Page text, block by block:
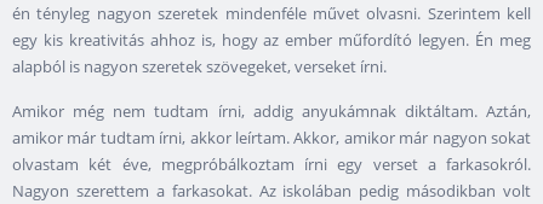
én tényleg nagyon szeretek mindenféle művet olvasni. Szerintem kell
egy kis kreativitás ahhoz is, hogy az ember műfordító legyen. Én meg
alapból is nagyon szeretek szövegeket, verseket írni.
Amikor még nem tudtam írni, addig anyukámnak diktáltam. Aztán,
amikor már tudtam írni, akkor leírtam. Akkor, amikor már nagyon sokat
olvastam két éve, megpróbálkoztam írni egy verset a farkasokról.
Nagyon szerettem a farkasokat. Az iskolában pedig másodikban volt